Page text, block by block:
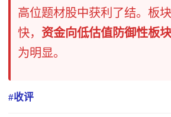
高位题材股中获利了结。板
快， 资金向低估值防御性板
为明显。
#收评